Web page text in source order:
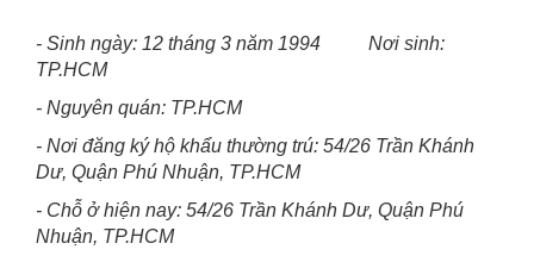
- Sinh ngày: 12 tháng 3 năm 1994 Nơi sinh:
TP.HCM
- Nguyên quán: TP.HCM
- Nơi đăng ký hộ khẩu thường trú: 54/26 Trần Khánh
Dư, Quận Phú Nhuận, TP.HCM
- Chỗ ở hiện nay: 54/26 Trần Khánh Dư, Quận Phú
Nhuận, TP.HCM